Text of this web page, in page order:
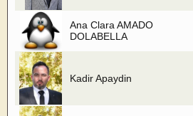
Ana Clara AMADO
DOLABELLA
Kadir Apaydin